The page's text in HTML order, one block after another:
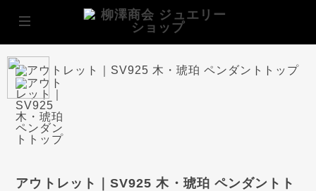
アウトレット｜SV925 木・琥珀 ペンダントト